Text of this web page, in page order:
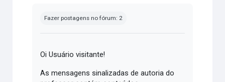
Fazer postagens no fórum: 2
Oi Usuário visitante!
As mensagens sinalizadas de autoria do